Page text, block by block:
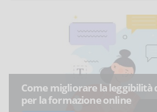
Come migliorare la leggibilità
per la formazione online